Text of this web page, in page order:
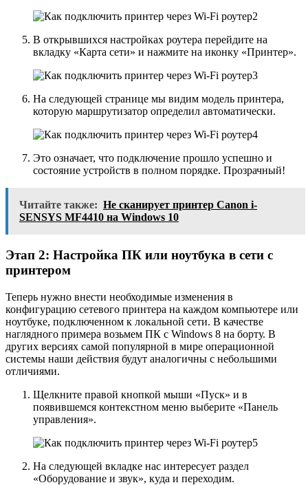
В открывшихся настройках роутера перейдите на
вкладку «Карта сети» и нажмите на иконку «Принтер».
На следующей странице мы видим модель принтера,
которую маршрутизатор определил автоматически.
Это означает, что подключение прошло успешно и
состояние устройств в полном порядке. Прозрачный!
Читайте также: Не сканирует принтер Canon i-
SENSYS MF4410 на Windows 10
Этап 2: Настройка ПК или ноутбука в сети с
принтером
Теперь нужно внести необходимые изменения в
конфигурацию сетевого принтера на каждом компьютере или
ноутбуке, подключенном к локальной сети. В качестве
наглядного примера возьмем ПК с Windows 8 на борту. В
других версиях самой популярной в мире операционной
системы наши действия будут аналогичны с небольшими
отличиями.
Щелкните правой кнопкой мыши «Пуск» и в
появившемся контекстном меню выберите «Панель
управления».
На следующей вкладке нас интересует раздел
«Оборудование и звук», куда и переходим.